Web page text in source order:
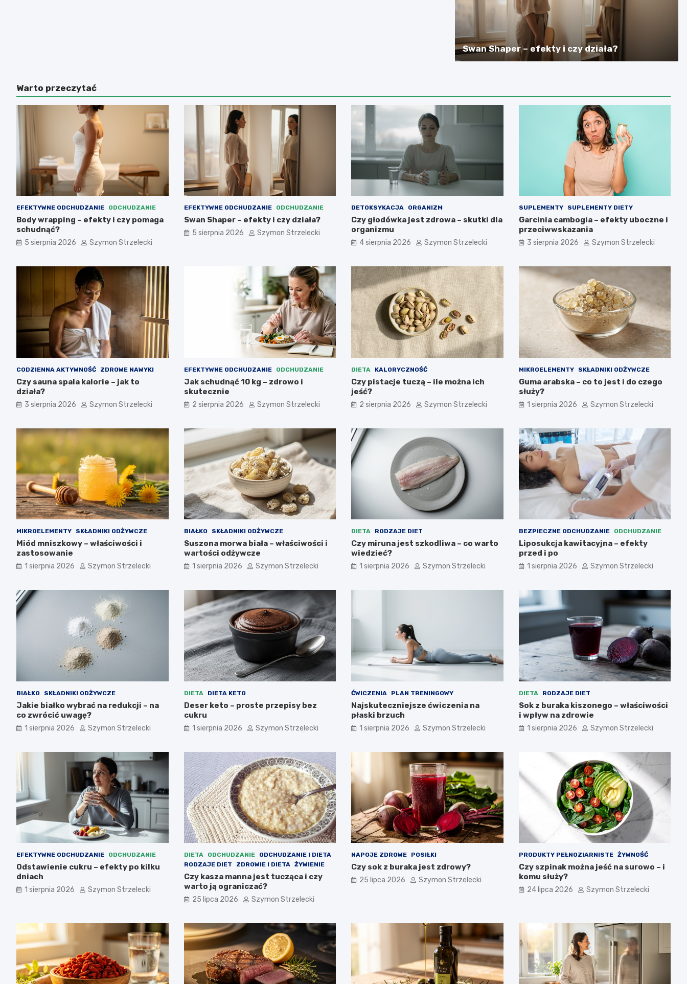
Swan Shaper – efekty i czy działa?
Warto przeczytać
EFEKTYWNE ODCHUDZANIE ODCHUDZANIE
Body wrapping – efekty i czy pomaga
schudnąć?
5 sierpnia 2026 Szymon Strzelecki
EFEKTYWNE ODCHUDZANIE ODCHUDZANIE
Swan Shaper – efekty i czy działa?
5 sierpnia 2026 Szymon Strzelecki
DETOKSYKACJA ORGANIZM
Czy głodówka jest zdrowa – skutki dla
organizmu
4 sierpnia 2026 Szymon Strzelecki
SUPLEMENTY SUPLEMENTY DIETY
Garcinia cambogia – efekty uboczne i
przeciwwskazania
3 sierpnia 2026 Szymon Strzelecki
CODZIENNA AKTYWNOŚĆ ZDROWE NAWYKI
Czy sauna spala kalorie – jak to
działa?
3 sierpnia 2026 Szymon Strzelecki
EFEKTYWNE ODCHUDZANIE ODCHUDZANIE
Jak schudnąć 10 kg – zdrowo i
skutecznie
2 sierpnia 2026 Szymon Strzelecki
DIETA KALORYCZNOŚĆ
Czy pistacje tuczą – ile można ich
jeść?
2 sierpnia 2026 Szymon Strzelecki
MIKROELEMENTY SKŁADNIKI ODŻYWCZE
Guma arabska – co to jest i do czego
służy?
1 sierpnia 2026 Szymon Strzelecki
MIKROELEMENTY SKŁADNIKI ODŻYWCZE
Miód mniszkowy – właściwości i
zastosowanie
1 sierpnia 2026 Szymon Strzelecki
BIAŁKO SKŁADNIKI ODŻYWCZE
Suszona morwa biała – właściwości i
wartości odżywcze
1 sierpnia 2026 Szymon Strzelecki
DIETA RODZAJE DIET
Czy miruna jest szkodliwa – co warto
wiedzieć?
1 sierpnia 2026 Szymon Strzelecki
BEZPIECZNE ODCHUDZANIE ODCHUDZANIE
Liposukcja kawitacyjna – efekty
przed i po
1 sierpnia 2026 Szymon Strzelecki
BIAŁKO SKŁADNIKI ODŻYWCZE
Jakie białko wybrać na redukcji – na
co zwrócić uwagę?
1 sierpnia 2026 Szymon Strzelecki
DIETA DIETA KETO
Deser keto – proste przepisy bez
cukru
1 sierpnia 2026 Szymon Strzelecki
ĆWICZENIA PLAN TRENINGOWY
Najskuteczniejsze ćwiczenia na
płaski brzuch
1 sierpnia 2026 Szymon Strzelecki
DIETA RODZAJE DIET
Sok z buraka kiszonego – właściwości
i wpływ na zdrowie
1 sierpnia 2026 Szymon Strzelecki
EFEKTYWNE ODCHUDZANIE ODCHUDZANIE
Odstawienie cukru – efekty po kilku
dniach
1 sierpnia 2026 Szymon Strzelecki
DIETA ODCHUDZANIE
ODCHUDZANIE I DIETA
RODZAJE DIET
ZDROWIE I DIETA ŻYWIENIE
Czy kasza manna jest tucząca i czy
warto ją ograniczać?
25 lipca 2026 Szymon Strzelecki
NAPOJE ZDROWE POSIŁKI
Czy sok z buraka jest zdrowy?
25 lipca 2026 Szymon Strzelecki
PRODUKTY PEŁNOZIARNISTE ŻYWNOŚĆ
Czy szpinak można jeść na surowo – i
komu służy?
24 lipca 2026 Szymon Strzelecki